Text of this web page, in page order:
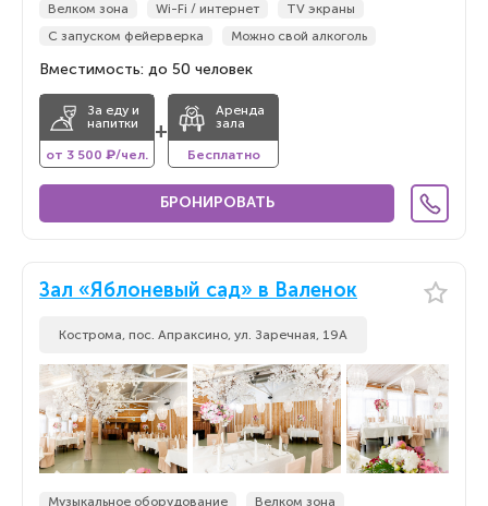
Велком зона
Wi-Fi / интернет
TV экраны
С запуском фейерверка
Можно свой алкоголь
Вместимость: до 50 человек
За еду и
напитки
от 3 500 ₽/чел.
+
Аренда
зала
Бесплатно
БРОНИРОВАТЬ
Зал «Яблоневый сад» в Валенок
Кострома, пос. Апраксино, ул. Заречная, 19А
Музыкальное оборудование
Велком зона